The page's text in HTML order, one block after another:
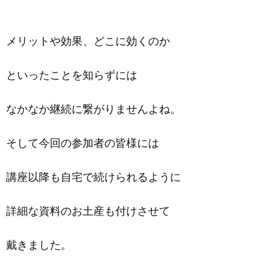
メリットや効果、どこに効くのか
といったことを知らずには
なかなか継続に繋がりませんよね。
そして今回の参加者の皆様には
講座以降も自宅で続けられるように
詳細な資料のお土産も付けさせて
戴きました。